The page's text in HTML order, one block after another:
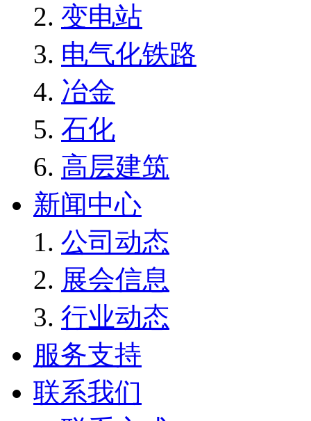
变电站
电气化铁路
冶金
石化
高层建筑
新闻中心
公司动态
展会信息
行业动态
服务支持
联系我们